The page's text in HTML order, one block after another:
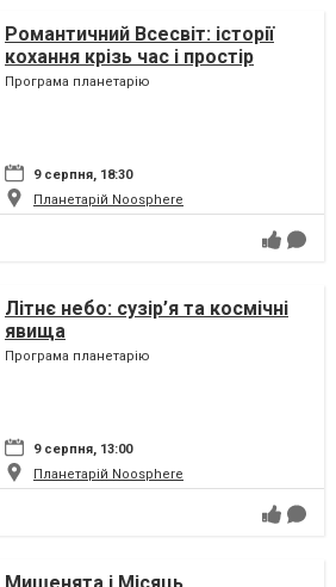
Романтичний Всесвіт: історії
кохання крізь час і простір
Програма планетарію
9 серпня, 18:30
Планетарій Noosphere
Літнє небо: сузір’я та космічні
явища
Програма планетарію
9 серпня, 13:00
Планетарій Noosphere
Мишенята і Місяць